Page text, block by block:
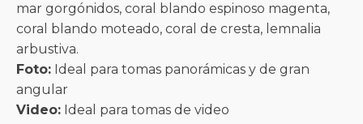
mar gorgónidos, coral blando espinoso magenta,
coral blando moteado, coral de cresta, lemnalia
arbustiva.
Foto: Ideal para tomas panorámicas y de gran
angular
Video: Ideal para tomas de video